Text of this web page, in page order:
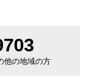
他の地域の方